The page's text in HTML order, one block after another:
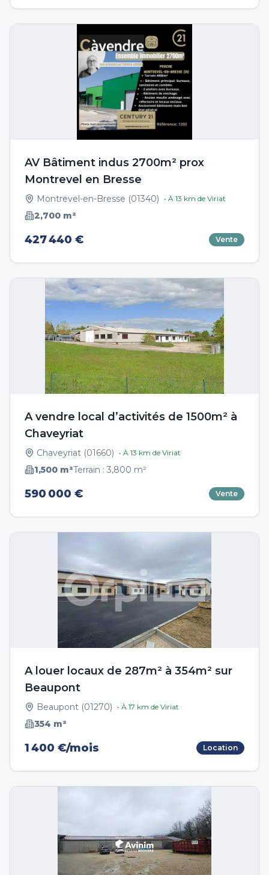
AV Bâtiment indus 2700m² prox
Montrevel en Bresse
Montrevel-en-Bresse (01340) • À 13 km de Viriat
2,700 m²
427 440 € Vente
A vendre local d’activités de 1500m² à
Chaveyriat
Chaveyriat (01660) • À 13 km de Viriat
1,500 m²Terrain : 3,800 m²
590 000 € Vente
A louer locaux de 287m² à 354m² sur
Beaupont
Beaupont (01270) • À 17 km de Viriat
354 m²
1 400 €/mois Location